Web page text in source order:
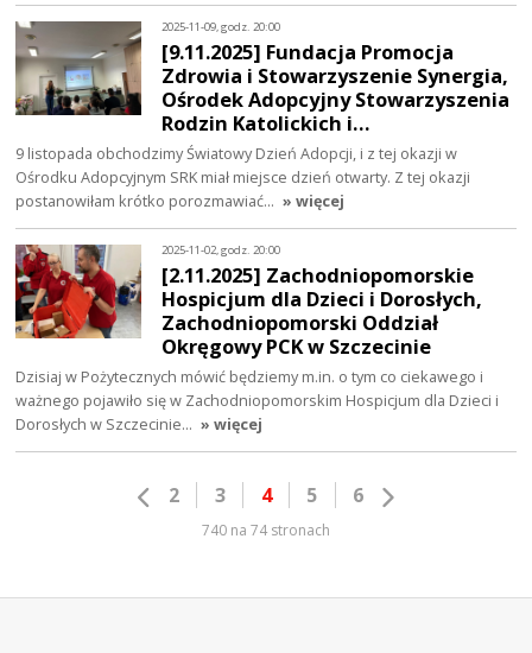
2025-11-09, godz. 20:00
[9.11.2025] Fundacja Promocja
Zdrowia i Stowarzyszenie Synergia,
Ośrodek Adopcyjny Stowarzyszenia
Rodzin Katolickich i…
9 listopada obchodzimy Światowy Dzień Adopcji, i z tej okazji w
Ośrodku Adopcyjnym SRK miał miejsce dzień otwarty. Z tej okazji
postanowiłam krótko porozmawiać… » więcej
2025-11-02, godz. 20:00
[2.11.2025] Zachodniopomorskie
Hospicjum dla Dzieci i Dorosłych,
Zachodniopomorski Oddział
Okręgowy PCK w Szczecinie
Dzisiaj w Pożytecznych mówić będziemy m.in. o tym co ciekawego i
ważnego pojawiło się w Zachodniopomorskim Hospicjum dla Dzieci i
Dorosłych w Szczecinie… » więcej
2 3 4 5 6
740 na 74 stronach